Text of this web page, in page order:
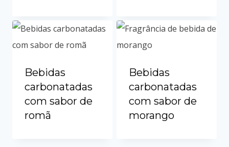
Bebidas
carbonatadas
com sabor de
romã
Bebidas
carbonatadas
com sabor de
morango